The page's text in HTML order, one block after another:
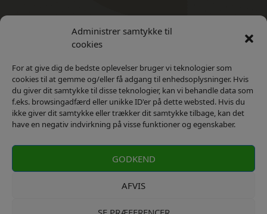
Administrer samtykke til
cookies
For at give dig de bedste oplevelser bruger vi teknologier som
cookies til at gemme og/eller få adgang til enhedsoplysninger. Hvis
du giver dit samtykke til disse teknologier, kan vi behandle data som
f.eks. browsingadfærd eller unikke ID'er på dette websted. Hvis du
ikke giver dit samtykke eller trækker dit samtykke tilbage, kan det
have en negativ indvirkning på visse funktioner og egenskaber.
GODKEND
AFVIS
Kontakt